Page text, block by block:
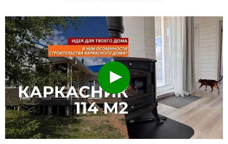
Смотреть